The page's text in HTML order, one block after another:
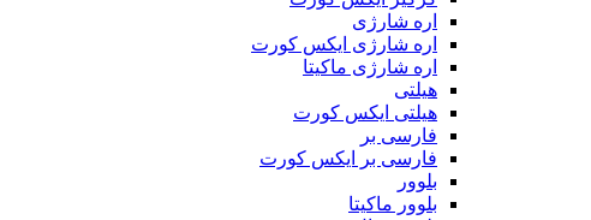
اره شارژی
اره شارژی ایکس کورت
اره شارژی ماکیتا
هیلتی
هیلتی ایکس کورت
فارسی بر
فارسی بر ایکس کورت
بلوور
بلوور ماکیتا